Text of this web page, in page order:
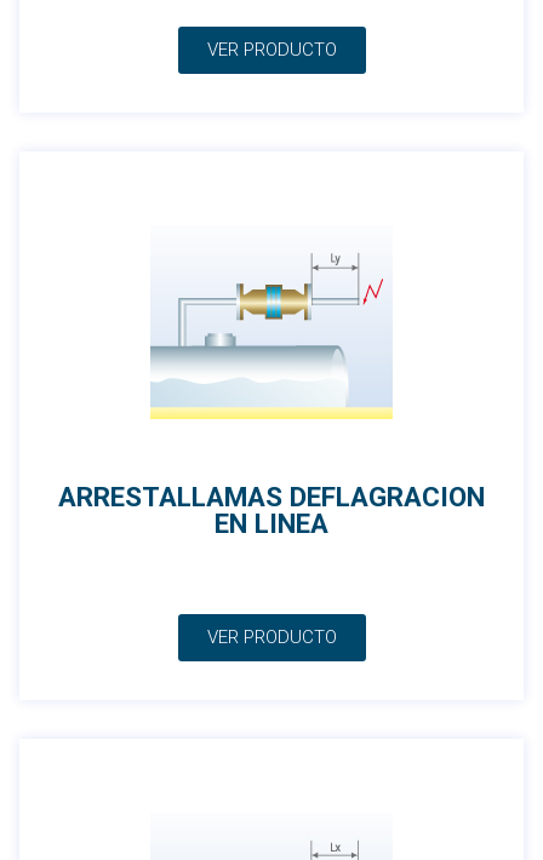
VER PRODUCTO
ARRESTALLAMAS DEFLAGRACION
EN LINEA
VER PRODUCTO